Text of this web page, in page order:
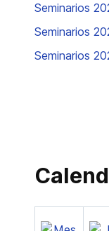
Seminarios
Seminarios
Seminarios